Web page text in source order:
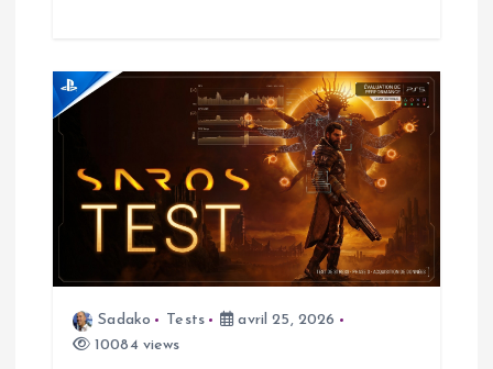
Sadako Tests
avril 25, 2026
10084 views